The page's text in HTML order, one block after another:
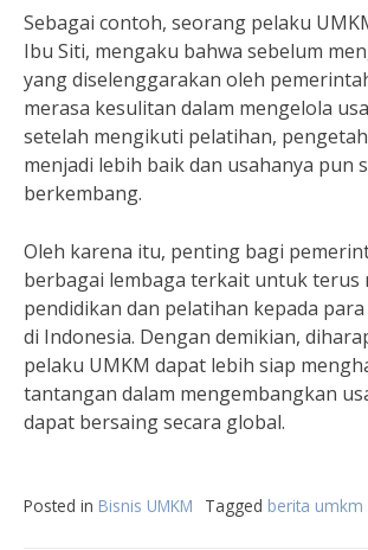
Sebagai contoh, seorang pelaku
Ibu Siti, mengaku bahwa sebelum
yang diselenggarakan oleh
merasa kesulitan dalam mengelola
setelah mengikuti pelatihan,
menjadi lebih baik dan usahanya pun
berkembang.
Oleh karena itu, penting bagi
berbagai lembaga terkait untuk terus
pendidikan dan pelatihan kepada
di Indonesia. Dengan demikian,
pelaku UMKM dapat lebih siap
tantangan dalam mengembangkan
dapat bersaing secara global.
Posted in Bisnis UMKM Tagged berita umkm